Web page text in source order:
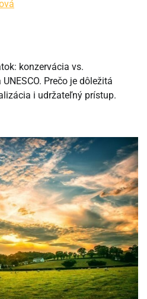
konzervácia vs.
Prečo je dôležitá
i udržateľný prístup.